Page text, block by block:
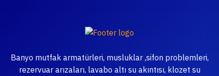
Banyo mutfak armatürleri, musluklar ,sifon problemleri,
rezervuar arızaları, lavabo altı su akıntısı, klozet su